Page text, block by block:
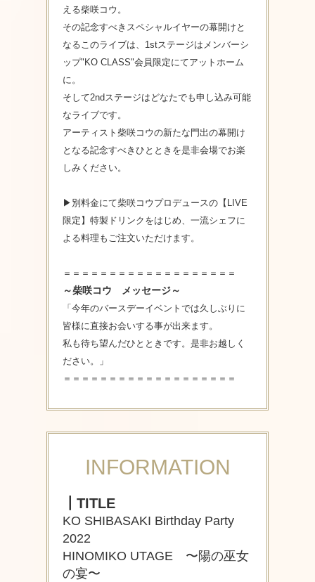
える柴咲コウ。
その記念すべきスペシャルイヤーの幕開けと
なるこのライブは、1stステージはメンバーシ
ップ"KO CLASS"会員限定にてアットホーム
に。
そして2ndステージはどなたでも申し込み可能
なライブです。
アーティスト柴咲コウの新たな門出の幕開け
となる記念すべきひとときを是非会場でお楽
しみください。
▶別料金にて柴咲コウプロデュースの【LIVE
限定】特製ドリンクをはじめ、一流シェフに
よる料理もご注文いただけます。
＝＝＝＝＝＝＝＝＝＝＝＝＝＝＝＝＝＝＝
～柴咲コウ メッセージ～
「今年のバースデーイベントでは久しぶりに
皆様に直接お会いする事が出来ます。
私も待ち望んだひとときです。是非お越しく
ださい。」
＝＝＝＝＝＝＝＝＝＝＝＝＝＝＝＝＝＝＝
INFORMATION
┃TITLE
KO SHIBASAKI Birthday Party
2022
HINOMIKO UTAGE 〜陽の巫女
の宴〜